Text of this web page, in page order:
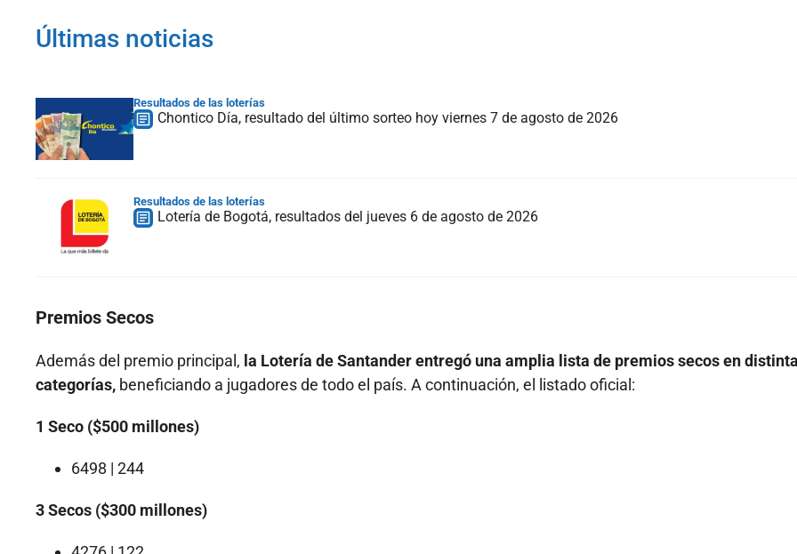
Últimas noticias
Resultados de las loterías
Chontico Día, resultado del último sorteo hoy viernes 7 de agosto de 2026
Resultados de las loterías
Lotería de Bogotá, resultados del jueves 6 de agosto de 2026
Premios Secos
Además del premio principal, la Lotería de Santander entregó una amplia lista de premios secos en
categorías, beneficiando a jugadores de todo el país. A continuación, el listado oficial:
1 Seco ($500 millones)
6498 | 244
3 Secos ($300 millones)